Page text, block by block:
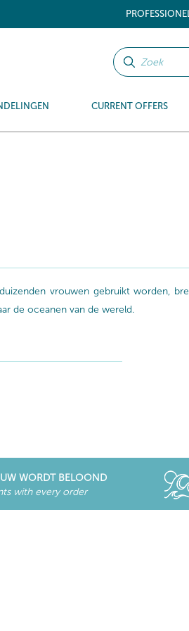
CURRENT OFFERS
vrouwen gebruikt worden,
de oceanen van de wereld.
WORDT BELOOND
with every order